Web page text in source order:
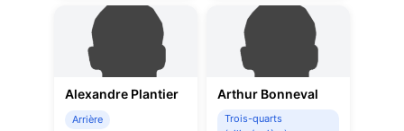
Alexandre Plantier
Arrière
Arthur Bonneval
Trois-quarts